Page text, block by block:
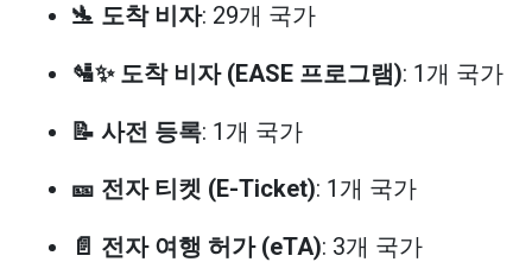
🛬 도착 비자: 29개 국가
🛂✨ 도착 비자 (EASE 프로그램): 1개 국가
📝 사전 등록: 1개 국가
🎫 전자 티켓 (E-Ticket): 1개 국가
📄 전자 여행 허가 (eTA): 3개 국가